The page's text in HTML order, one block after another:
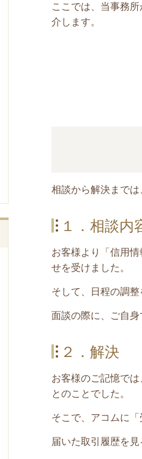
ここでは、当事務
介します。
相談から解決までは
１．相談内
お客様より「信用
せを受けました。
そして、日程の調整
面談の際に、ご自
２．解決
お客様のご記憶で
とのことでした。
そこで、アコムに
届いた取引履歴を